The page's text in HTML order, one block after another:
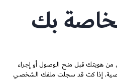
بك
هويتك قبل منح الوصول أو إجراء
إذا كت قد سجلت ملفك الشخصي